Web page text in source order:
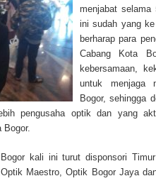
menjabat
ini sudah yang
berharap para
Cabang Kota
kebersamaan,
untuk menjaga
Bogor, sehingga
pengusaha optik dan yang
kali ini turut disponsori
Maestro, Optik Bogor Jaya